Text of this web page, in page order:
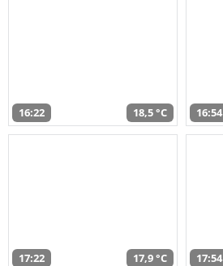
16:22 18,5 °C 16:54
17:22 17,9 °C 17:54